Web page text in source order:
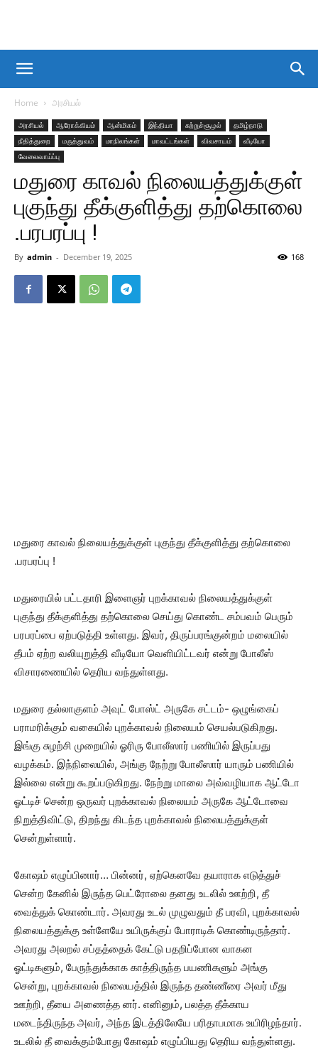
Home அரசியல்
அரசியல் ஆரோக்கியம் ஆன்மிகம் இந்தியா சுற்றுச்சூழல்
தமிழ்நாடு
நீதித்துறை
மருத்துவம் மாநிலங்கள் மாவட்டங்கள் விவசாயம்
வீடியோ
வேலைவாய்ப்பு
மதுரை காவல் நிலையத்துக்குள்
புகுந்து தீக்குளித்து தற்கொலை
.பரபரப்பு !
By admin - December 19, 2025 168
மதுரை காவல் நிலையத்துக்குள் புகுந்து தீக்குளித்து தற்கொலை
.பரபரப்பு !
மதுரையில் பட்டதாரி இளைஞர் புறக்காவல் நிலையத்துக்குள்
புகுந்து தீக்குளித்து தற்கொலை செய்து கொண்ட சம்பவம் பெரும்
பரபரப்பை ஏற்படுத்தி உள்ளது. இவர், திருப்பரங்குன்றம் மலையில்
தீபம் ஏற்ற வலியுறுத்தி வீடியோ வெளியிட்டவர் என்று போலீஸ்
விசாரணையில் தெரிய வந்துள்ளது.
மதுரை தல்லாகுளம் அவுட் போஸ்ட் அருகே சட்டம்- ஒழுங்கைப்
பராமரிக்கும் வகையில் புறக்காவல் நிலையம் செயல்படுகிறது.
இங்கு சுழற்சி முறையில் ஓரிரு போலீஸார் பணியில் இருப்பது
வழக்கம். இந்நிலையில், அங்கு நேற்று போலீஸார் யாரும் பணியில்
இல்லை என்று கூறப்படுகிறது. நேற்று மாலை அவ்வழியாக ஆட்டோ
ஓட்டிச் சென்ற ஒருவர் புறக்காவல் நிலையம் அருகே ஆட்டோவை
நிறுத்திவிட்டு, திறந்து கிடந்த புறக்காவல் நிலையத்துக்குள்
சென்றுள்ளார்.
கோஷம் எழுப்பினார்… பின்னர், ஏற்கெனவே தயாராக எடுத்துச்
சென்ற கேனில் இருந்த பெட்ரோலை தனது உடலில் ஊற்றி, தீ
வைத்துக் கொண்டார். அவரது உடல் முழுவதும் தீ பரவி, புறக்காவல்
நிலையத்துக்கு உள்ளேயே உயிருக்குப் போராடிக் கொண்டிருந்தார்.
அவரது அலறல் சப்தத்தைக் கேட்டு பதறிப்போன வாகன
ஓட்டிகளும், பேருந்துக்காக காத்திருந்த பயணிகளும் அங்கு
சென்று, புறக்காவல் நிலையத்தில் இருந்த தண்ணீரை அவர் மீது
ஊற்றி, தீயை அணைத்த னர். எனினும், பலத்த தீக்காய
மடைந்திருந்த அவர், அந்த இடத்திலேயே பரிதாபமாக உயிரிழந்தார்.
உடலில் தீ வைக்கும்போது கோஷம் எழுப்பியது தெரிய வந்துள்ளது.